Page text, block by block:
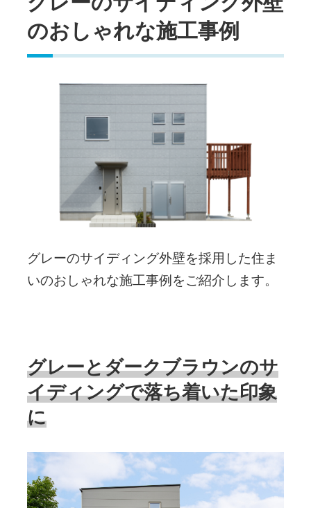
のおしゃれな施工事例
グレーのサイディング外壁を採用した住ま
いのおしゃれな施工事例をご紹介します。
グレーとダークブラウンのサ
イディングで落ち着いた印象
に